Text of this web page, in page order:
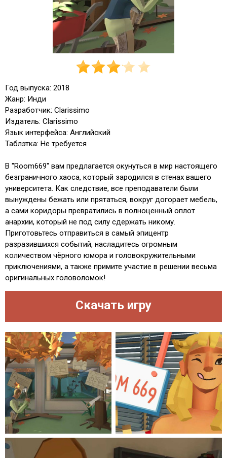
Год выпуска: 2018
Жанр: Инди
Разработчик: Clarissimo
Издатель: Clarissimo
Язык интерфейса: Английский
Таблэтка: Не требуется
В "Room669" вам предлагается окунуться в мир настоящего
безграничного хаоса, который зародился в стенах вашего
университета. Как следствие, все преподаватели были
вынуждены бежать или прятаться, вокруг догорает мебель,
а сами коридоры превратились в полноценный оплот
анархии, который не под силу сдержать никому.
Приготовьтесь отправиться в самый эпицентр
разразившихся событий, насладитесь огромным
количеством чёрного юмора и головокружительными
приключениями, а также примите участие в решении весьма
оригинальных головоломок!
Скачать игру